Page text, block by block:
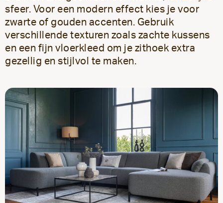
sfeer. Voor een modern effect kies je voor
zwarte of gouden accenten. Gebruik
verschillende texturen zoals zachte kussens
en een fijn vloerkleed om je zithoek extra
gezellig en stijlvol te maken.